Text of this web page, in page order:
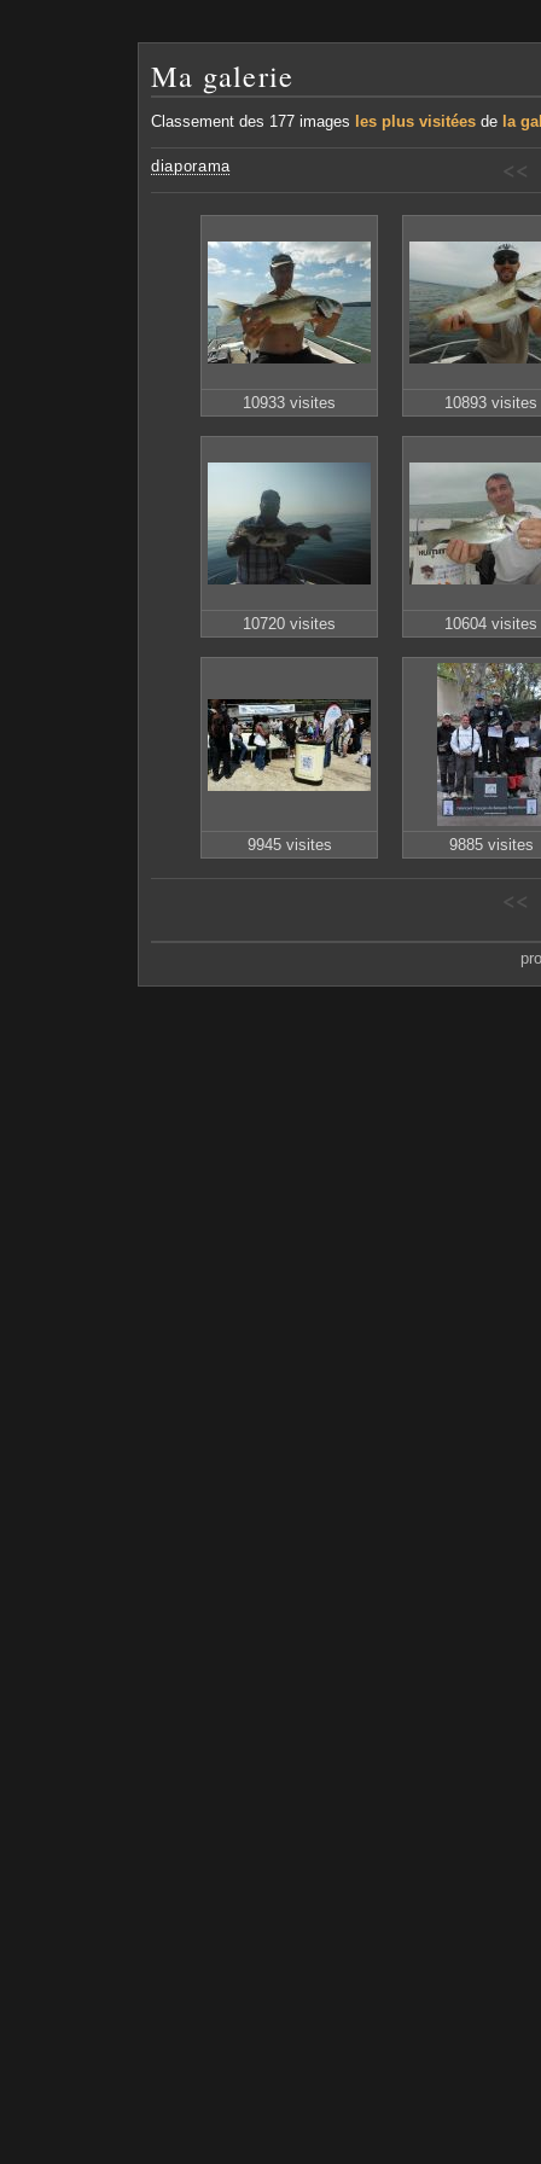
Ma galerie
Classement des 177 images les plus visitées de la
diaporama <<
10933 visites 10893 visites
10720 visites 10604 visites
9945 visites 9885 visites
<<